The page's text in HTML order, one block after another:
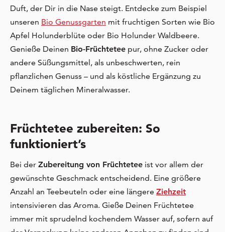
Duft, der Dir in die Nase steigt. Entdecke zum Beispiel
unseren Bio Genussgarten mit fruchtigen Sorten wie Bio
Apfel Holunderblüte oder Bio Holunder Waldbeere.
Genieße Deinen Bio-Früchtetee pur, ohne Zucker oder
andere Süßungsmittel, als unbeschwerten, rein
pflanzlichen Genuss – und als köstliche Ergänzung zu
Deinem täglichen Mineralwasser.
Früchtetee zubereiten: So
funktioniert’s
Bei der Zubereitung von Früchtetee ist vor allem der
gewünschte Geschmack entscheidend. Eine größere
Anzahl an Teebeuteln oder eine längere Ziehzeit
intensivieren das Aroma. Gieße Deinen Früchtetee
immer mit sprudelnd kochendem Wasser auf, sofern auf